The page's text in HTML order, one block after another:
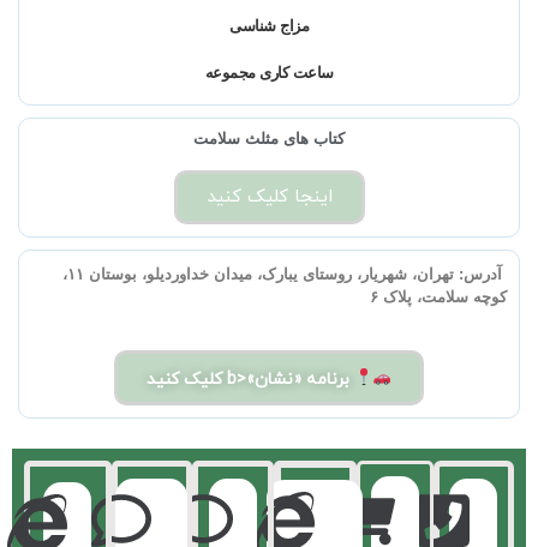
مزاج شناسی
ساعت کاری مجموعه
کتاب های مثلث سلامت
اینجا کلیک کنید
آدرس:
تهران، شهریار، روستای یبارک، میدان خداوردیلو، بوستان ۱۱،
کوچه سلامت، پلاک ۶
برنامه «نشان»<b کلیک کنید